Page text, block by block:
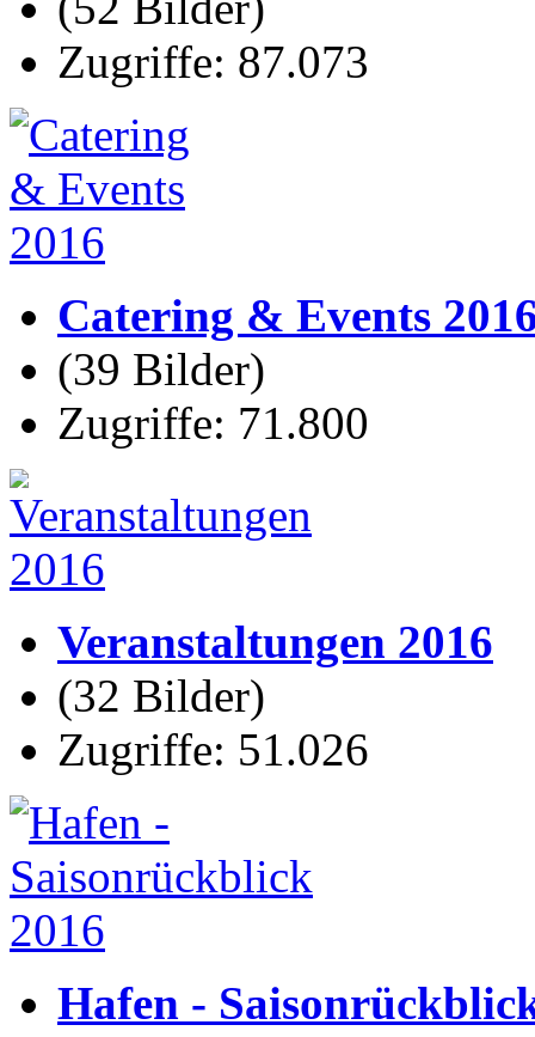
Zugriffe: 87.073
Catering & Events
(39 Bilder)
Zugriffe: 71.800
Veranstaltungen 2016
(32 Bilder)
Zugriffe: 51.026
Hafen -